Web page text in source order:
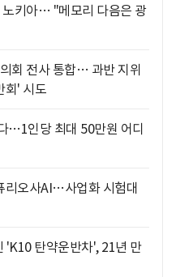
노키아… "메모리 다음은 광
회 전사 통합… 과반 지위
회' 시도
…1인당 최대 50만원 어디
리오사AI…사업화 시험대
'K10 탄약운반차', 21년 만